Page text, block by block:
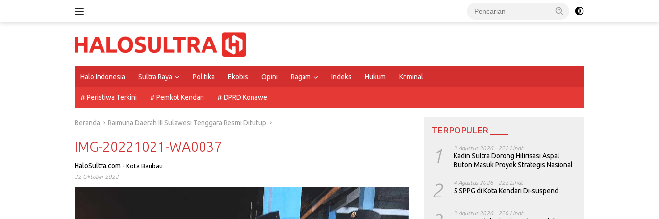
Halo Indonesia Sultra Raya Politika Ekobis Opini Ragam Indeks Hukum Kriminal
# Peristiwa Terkini # Pemkot Kendari # DPRD Konawe
Beranda Raimuna Daerah III Sulawesi Tenggara Resmi Ditutup
IMG-20221021-WA0037
HaloSultra.com - Kota Baubau
22 Oktober 2022
TERPOPULER ____
1 3 Agustus 2026 222 Lihat
Kadin Sultra Dorong Hilirisasi Aspal
Buton Masuk Proyek Strategis Nasional
2 4 Agustus 2026 222 Lihat
5 SPPG di Kota Kendari Di-suspend
3 Agustus 2026 220 Lihat